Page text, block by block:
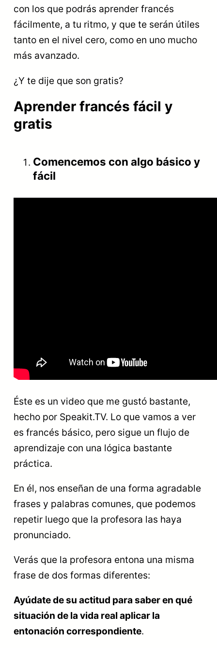
con los que podrás aprender francés
fácilmente, a tu ritmo, y que te serán útiles
tanto en el nivel cero, como en uno mucho
más avanzado.
¿Y te dije que son gratis?
Aprender francés fácil y
gratis
Comencemos con algo básico y
fácil
Éste es un video que me gustó bastante,
hecho por Speakit.TV. Lo que vamos a ver
es francés básico, pero sigue un flujo de
aprendizaje con una lógica bastante
práctica.
En él, nos enseñan de una forma agradable
frases y palabras comunes, que podemos
repetir luego que la profesora las haya
pronunciado.
Verás que la profesora entona una misma
frase de dos formas diferentes:
Ayúdate de su actitud para saber en qué
situación de la vida real aplicar la
entonación correspondiente.